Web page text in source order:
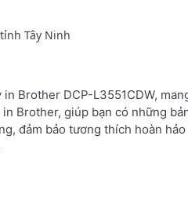
Tây Ninh
Brother DCP-L3551CDW,
Brother, giúp bạn có những
đảm bảo tương thích hoàn